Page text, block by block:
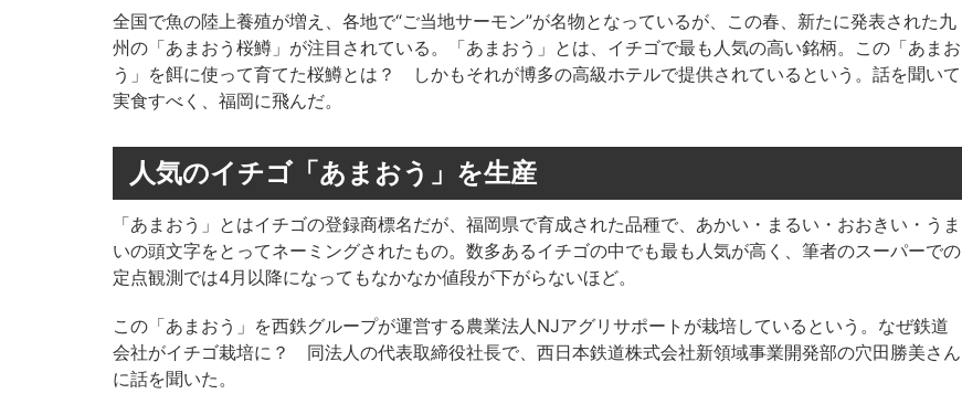
全国で魚の陸上養殖が増え、各地で“ご当地サーモン”が名物となっているが、この春、新たに発表された九
州の「あまおう桜鱒」が注目されている。「あまおう」とは、イチゴで最も人気の高い銘柄。この「あまお
う」を餌に使って育てた桜鱒とは？ しかもそれが博多の高級ホテルで提供されているという。話を聞いて
実食すべく、福岡に飛んだ。
人気のイチゴ「あまおう」を生産
「あまおう」とはイチゴの登録商標名だが、福岡県で育成された品種で、あかい・まるい・おおきい・うま
いの頭文字をとってネーミングされたもの。数多あるイチゴの中でも最も人気が高く、筆者のスーパーでの
定点観測では4月以降になってもなかなか値段が下がらないほど。
この「あまおう」を西鉄グループが運営する農業法人NJアグリサポートが栽培しているという。なぜ鉄道
会社がイチゴ栽培に？ 同法人の代表取締役社長で、西日本鉄道株式会社新領域事業開発部の穴田勝美さん
に話を聞いた。